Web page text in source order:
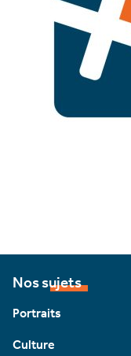
Nos sujets
Portraits
Culture